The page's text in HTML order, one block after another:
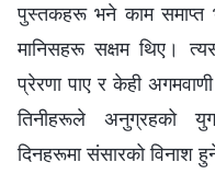
पुस्तकहरू भने काम समाप्त
मानिसहरू सक्षम थिए।
प्रेरणा पाए र केही
तिनीहरूले अनुग्रहको
दिनहरूमा संसारको विनाश